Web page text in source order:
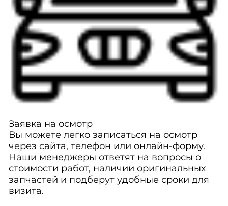
Заявка на осмотр
Вы можете легко записаться на осмотр
через сайта, телефон или онлайн-форму.
Наши менеджеры ответят на вопросы о
стоимости работ, наличии оригинальных
запчастей и подберут удобные сроки для
визита.